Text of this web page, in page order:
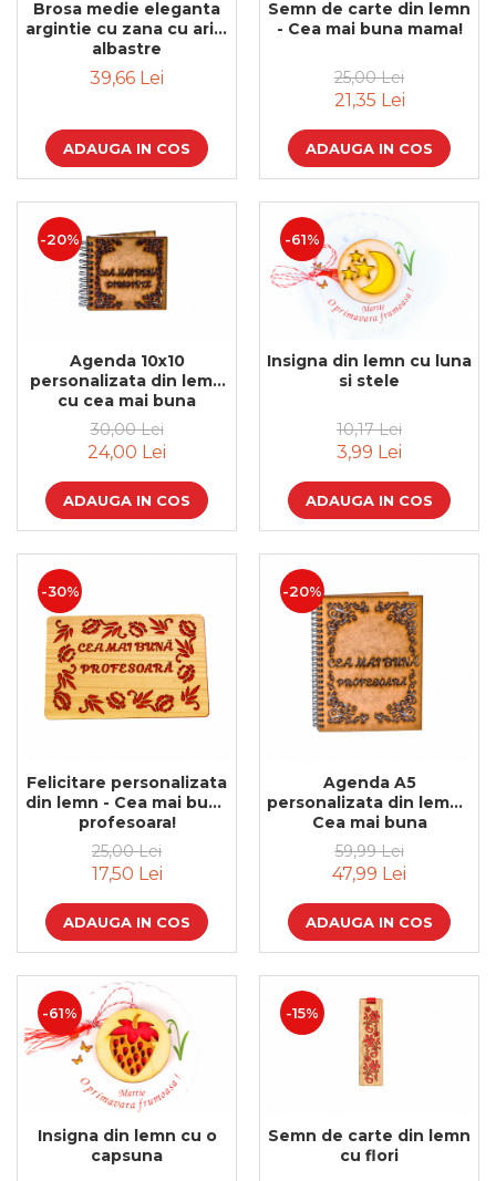
Brosa medie eleganta
argintie cu zana cu aripi
albastre
39,66 Lei
ADAUGA IN COS
Semn de carte din lemn
- Cea mai buna mama!
25,00 Lei
21,35 Lei
ADAUGA IN COS
-20%
Agenda 10x10
personalizata din lemn
cu cea mai buna
diriginta
30,00 Lei
24,00 Lei
ADAUGA IN COS
-61%
Insigna din lemn cu luna
si stele
10,17 Lei
3,99 Lei
ADAUGA IN COS
-30%
Felicitare personalizata
din lemn - Cea mai buna
profesoara!
25,00 Lei
17,50 Lei
ADAUGA IN COS
-20%
Agenda A5
personalizata din lemn -
Cea mai buna
profesoara!
59,99 Lei
47,99 Lei
ADAUGA IN COS
-61%
Insigna din lemn cu o
capsuna
-15%
Semn de carte din lemn
cu flori